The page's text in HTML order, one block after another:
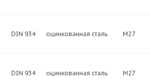
DIN 934 оцинкованная сталь М27
DIN 934 оцинкованная сталь М27